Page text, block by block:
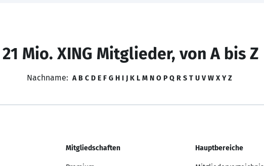
21 Mio. XING Mitglieder, von A bis Z
Nachname: A B C D E F G H I J K L M N O P Q R S T U V W X Y Z
Mitgliedschaften Hauptbereiche